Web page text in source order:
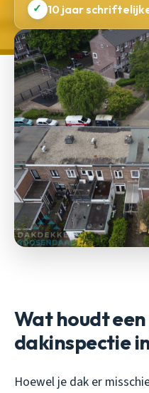
✓ 10 jaar
Wat houdt
dakinspectie
Hoewel je dak er